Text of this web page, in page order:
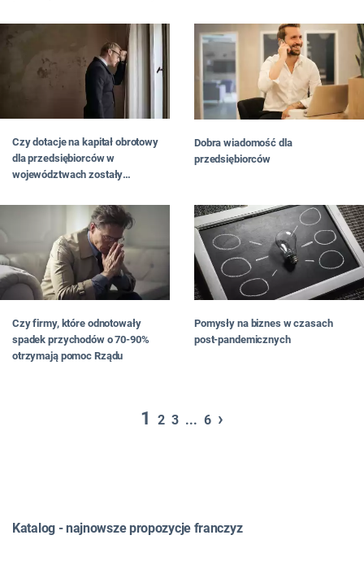
Czy dotacje na kapitał obrotowy
dla przedsiębiorców w
województwach zostały
Rzecznik MŚP publikuje raport
dotyczący barier i utrudnień w
zakresie naboru wniosków na
dotacje na kapitał obrotowy
Dobra wiadomość dla
przedsiębiorców
Czy firmy, które odnotowały
spadek przychodów o 70-90%
otrzymają pomoc Rządu
Pomysły na biznes w czasach
post-pandemicznych
1 2 3 ... 6 ›
Katalog - najnowsze propozycje franczyz